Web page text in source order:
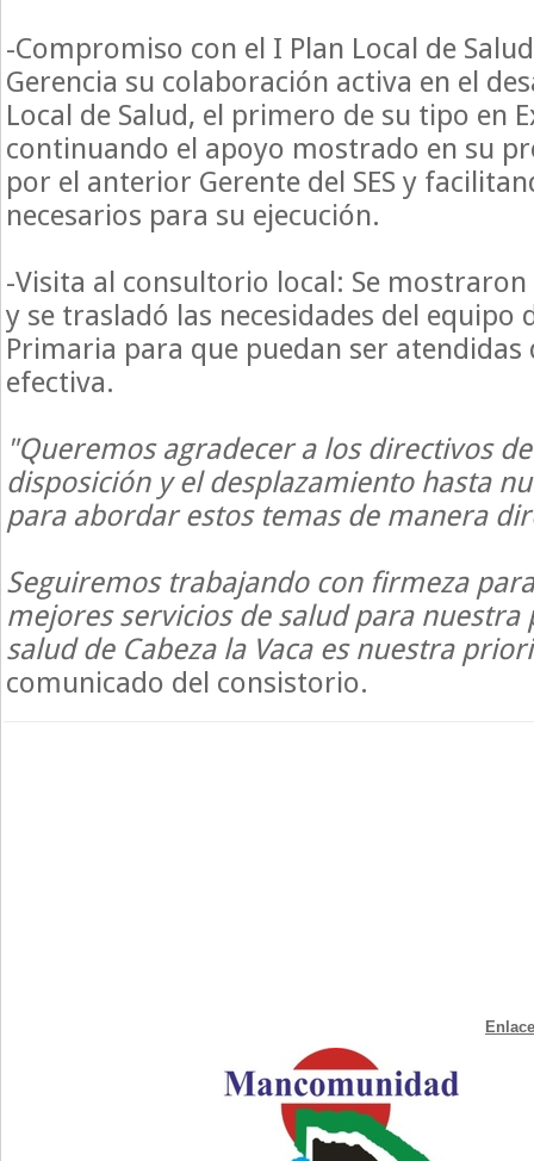
-Compromiso con el I Plan Local de
Gerencia su colaboración activa en el
Local de Salud, el primero de su tipo en
continuando el apoyo mostrado en su
por el anterior Gerente del SES y
necesarios para su ejecución.
-Visita al consultorio local: Se
y se trasladó las necesidades del equipo
Primaria para que puedan ser atendidas
efectiva.
"Queremos agradecer a los directivos
disposición y el desplazamiento hasta
para abordar estos temas de manera
Seguiremos trabajando con firmeza
mejores servicios de salud para nuestra
salud de Cabeza la Vaca es nuestra
comunicado del consistorio.